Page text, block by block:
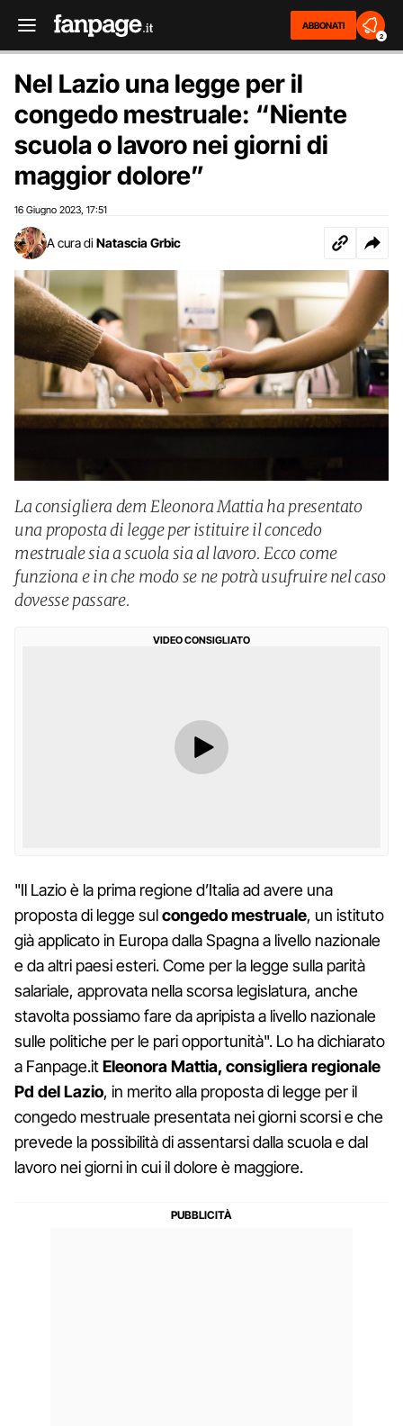
ABBONATI
2
Nel Lazio una legge per il
congedo mestruale: “Niente
scuola o lavoro nei giorni di
maggior dolore”
16 Giugno 2023 17:51
A cura di Natascia Grbic
La consigliera dem Eleonora Mattia ha presentato
una proposta di legge per istituire il concedo
mestruale sia a scuola sia al lavoro. Ecco come
funziona e in che modo se ne potrà usufruire nel caso
dovesse passare.
VIDEO CONSIGLIATO
"Il Lazio è la prima regione d’Italia ad avere una
proposta di legge sulcongedo mestruale, un istituto
già applicato in Europa dalla Spagna a livello nazionale
e da altri paesi esteri. Come per la legge sulla parità
salariale, approvata nella scorsa legislatura, anche
stavolta possiamo fare da apripista a livello nazionale
sulle politiche per le pari opportunità". Lo ha dichiarato
a Fanpage.itEleonora Mattia, consigliera regionale
Pd del Lazio, in merito alla proposta di legge per il
congedo mestruale presentata nei giorni scorsi e che
prevede la possibilità di assentarsi dalla scuola e dal
lavoro nei giorni in cui il dolore è maggiore.